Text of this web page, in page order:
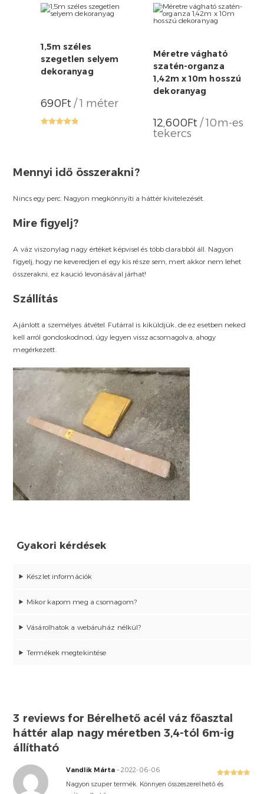
1,5m széles
szegetlen selyem
dekoranyag
690Ft / 1 méter
Méretre vágható
szatén-organza
1,42m x 10m hosszú
dekoranyag
12,600Ft / 10m-es
tekercs
Mennyi idő összerakni?
Nincs egy perc. Nagyon megkönnyíti a háttér kivitelezését.
Mire figyelj?
A váz viszonylag nagy értéket képvisel és több darabból áll. Nagyon
figyelj, hogy ne keveredjen el egy kis része sem, mert akkor nem lehet
összerakni, ez kaució levonásával járhat!
Szállítás
Ajánlott a személyes átvétel. Futárral is kiküldjük, de ez esetben neked
kell arról gondoskodnod, úgy legyen visszacsomagolva, ahogy
megérkezett.
Gyakori kérdések
Készlet információk
Mikor kapom meg a csomagom?
Vásárolhatok a webáruház nélkül?
Termékek megtekintése
3 reviews for Bérelhető acél váz főasztal
háttér alap nagy méretben 3,4-tól 6m-ig
állítható
Rated
Vandlik Márta – 2022-06-06
Nagyon szuper termék. Könnyen összeszerelhető és